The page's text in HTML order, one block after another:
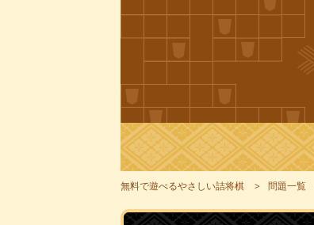
無料で遊べるやさしい詰将棋 問題一覧